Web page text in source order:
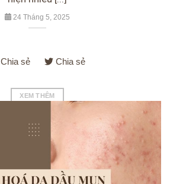
24 Tháng 5, 2025
XEM THÊM
Chia sẻ Chia sẻ